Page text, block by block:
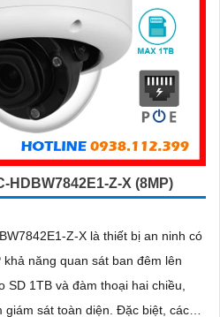
HDBW7842E1-Z-X (8MP)
Z-X là thiết bị an ninh có
năng quan sát ban đêm lên
1TB và đàm thoại hai chiều,
toàn diện. Đặc biệt, các